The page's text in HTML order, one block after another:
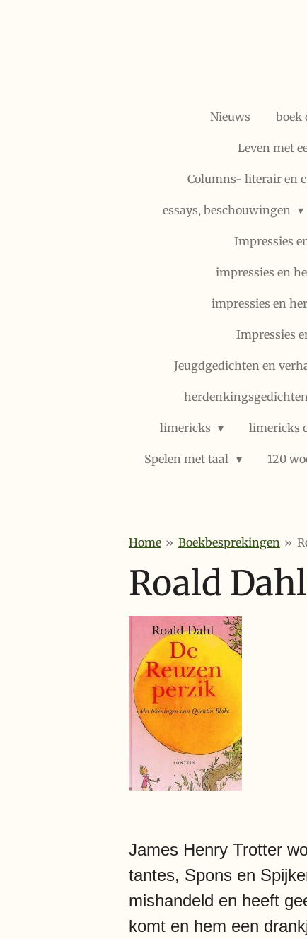
Nieuws boek
Leven met
Columns- literair en
essays, beschouwingen
Impressies
impressies en
impressies en
Impressies
Jeugdgedichten en
limericks limericks
Spelen met taal 120
Home » Boekbesprekingen »
Roald
James Henry Trotter
tantes, Spons en
mishandeld en heeft
komt en hem een